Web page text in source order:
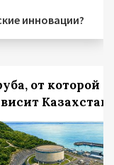
инновации?
от которой
Казахстан